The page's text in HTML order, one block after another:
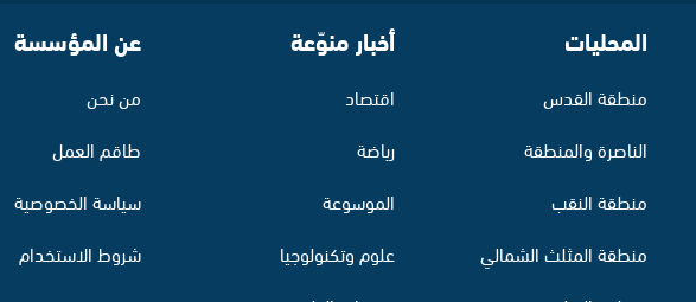
المحليات
منطقة القدس
الناصرة والمنطقة
منطقة النقب
منطقة المثلث الشمالي
أخبار منوّعة
اقتصاد
رياضة
الموسوعة
علوم وتكنولوجيا
عن المؤسسة
من نحن
طاقم العمل
سياسة الخصوصية
شروط الاستخدام